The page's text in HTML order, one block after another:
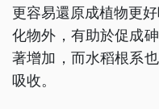
更容易還原成植物更好
化物外，有助於促成
著增加，而水稻根系
吸收。